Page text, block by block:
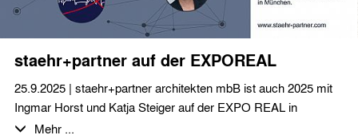
Wir wünschen unserem Auftraggeber sowie allen am Bau
staehr+partner auf der EXPOREAL
25.9.2025 | staehr+partner architekten mbB ist auch 2025 mit
Ingmar Horst und Katja Steiger auf der EXPO REAL in
München vertreten.
Mehr ...